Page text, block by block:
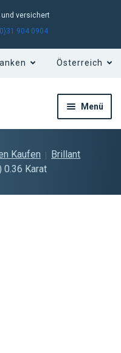
versichert
904 0904
Menü
Kaufen
Brillant
0.36 Karat